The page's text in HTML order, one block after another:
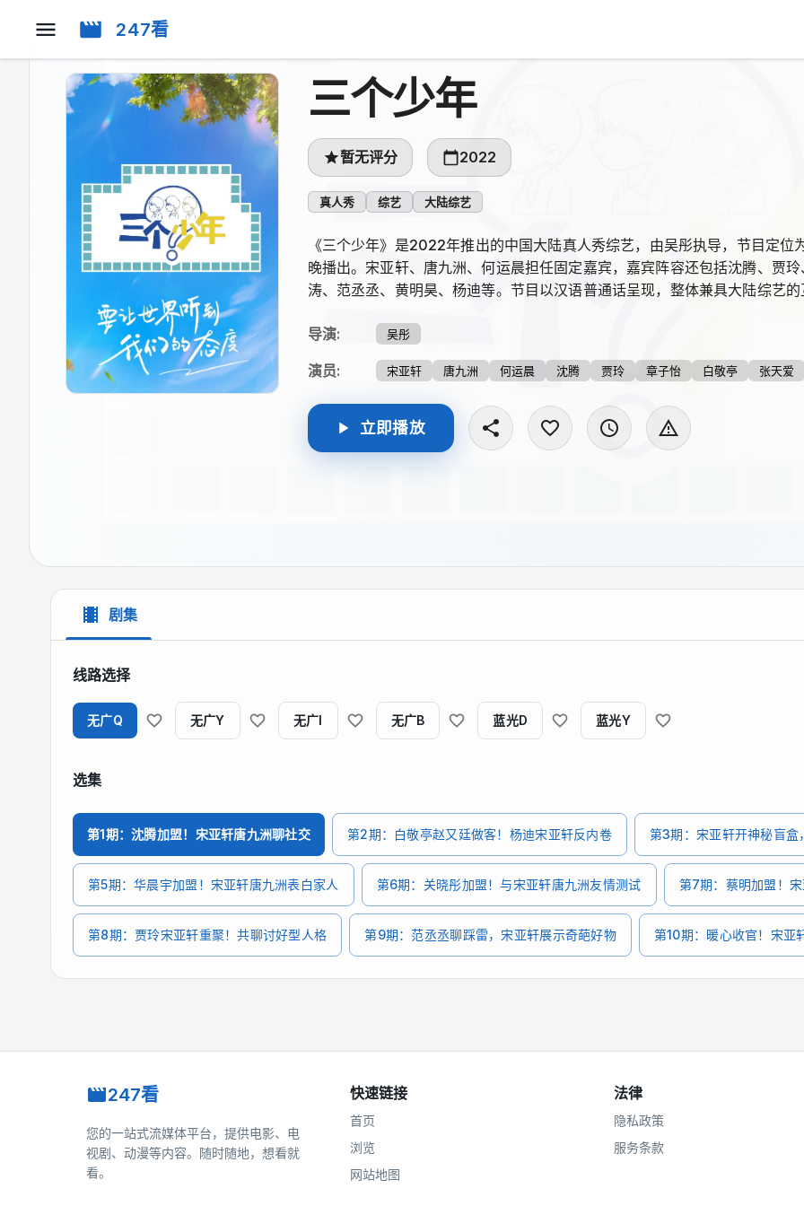
247看
三个少年
暂无评分 2022
真人秀 综艺 大陆综艺
《三个少年》是2022年推出的中国大陆真人秀综艺，由吴彤执导，节目定位
晚播出。宋亚轩、唐九洲、何运晨担任固定嘉宾，嘉宾阵容还包括沈腾、贾
涛、范丞丞、黄明昊、杨迪等。节目以汉语普通话呈现，整体兼具大陆综艺
导演: 吴彤
演员: 宋亚轩 唐九洲 何运晨 沈腾 贾玲 章子怡 白敬亭 张天爱
立即播放
剧集
线路选择
无广Q 无广Y 无广I 无广B 蓝光D 蓝光Y
选集
第1期：沈腾加盟！宋亚轩唐九洲聊社交 第2期：白敬亭赵又廷做客！杨迪宋亚轩反内卷 第3期：宋亚轩开神秘盲盒
第5期：华晨宇加盟！宋亚轩唐九洲表白家人 第6期：关晓彤加盟！与宋亚轩唐九洲友情测试 第7期：蔡明加盟！
第8期：贾玲宋亚轩重聚！共聊讨好型人格 第9期：范丞丞聊踩雷，宋亚轩展示奇葩好物 第10期：暖心收官！宋亚
247看
您的一站式流媒体平台，提供电影、电
视剧、动漫等内容。随时随地，想看就
看。
快速链接
首页
浏览
网站地图
法律
隐私政策
服务条款